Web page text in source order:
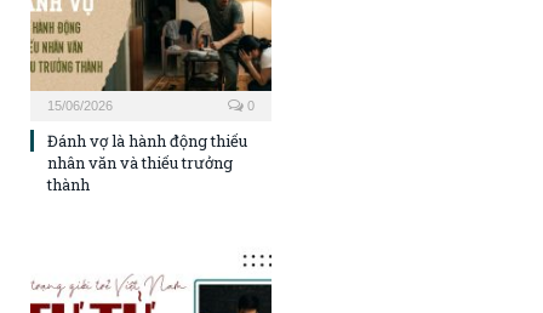
15/06/2026 0
Đánh vợ là hành động thiếu
nhân văn và thiếu trưởng
thành